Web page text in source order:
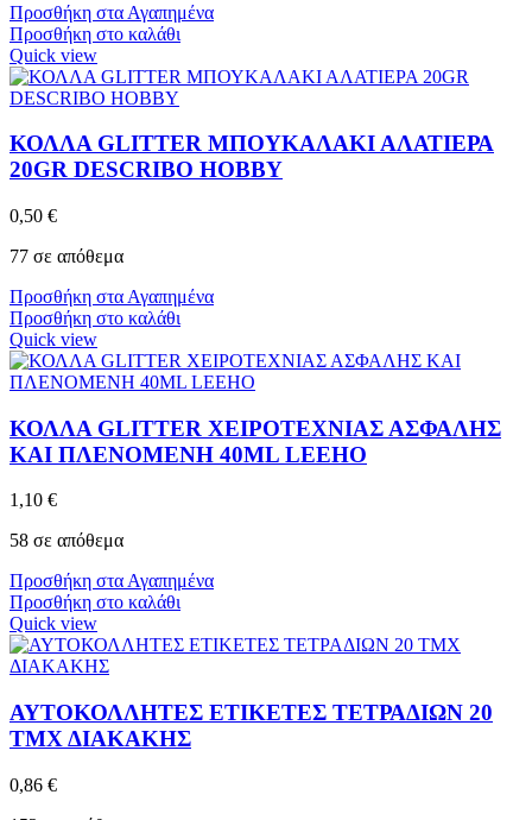
Προσθήκη στα Αγαπημένα
Προσθήκη στο καλάθι
Quick view
ΚΟΛΛΑ GLITTER ΜΠΟΥΚΑΛΑΚΙ ΑΛΑΤΙΕΡΑ
20GR DESCRIBO HOBBY
0,50 €
77 σε απόθεμα
Προσθήκη στα Αγαπημένα
Προσθήκη στο καλάθι
Quick view
ΚΟΛΛΑ GLITTER ΧΕΙΡΟΤΕΧΝΙΑΣ ΑΣΦΑΛΗΣ
ΚΑΙ ΠΛΕΝΟΜΕΝΗ 40ML LEEHO
1,10 €
58 σε απόθεμα
Προσθήκη στα Αγαπημένα
Προσθήκη στο καλάθι
Quick view
ΑΥΤΟΚΟΛΛΗΤΕΣ ΕΤΙΚΕΤΕΣ ΤΕΤΡΑΔΙΩΝ 20
ΤΜΧ ΔΙΑΚΑΚΗΣ
0,86 €